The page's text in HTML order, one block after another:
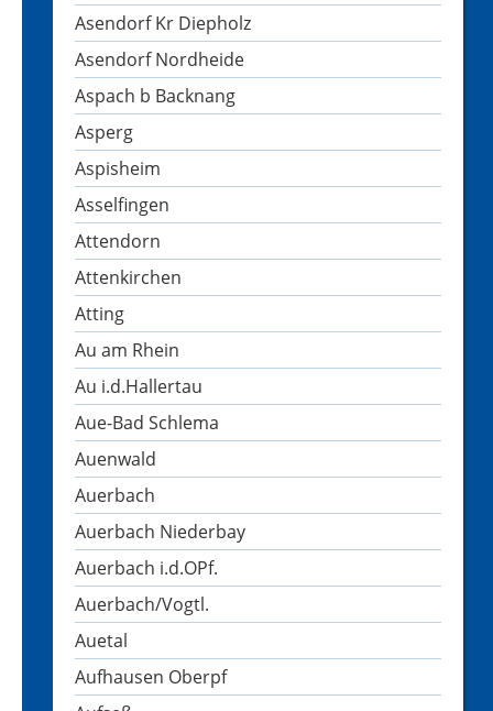
Asendorf Kr Diepholz
Asendorf Nordheide
Aspach b Backnang
Asperg
Aspisheim
Asselfingen
Attendorn
Attenkirchen
Atting
Au am Rhein
Au i.d.Hallertau
Aue-Bad Schlema
Auenwald
Auerbach
Auerbach Niederbay
Auerbach i.d.OPf.
Auerbach/Vogtl.
Auetal
Aufhausen Oberpf